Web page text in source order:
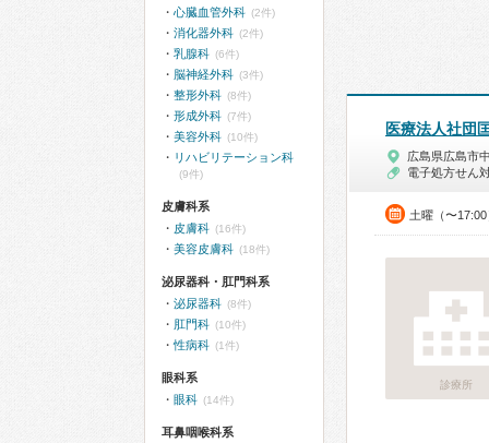
医療法人社団
広島県広島市
電子処方せん
土曜（〜17:00
診療所
心臓血管外科 (2件)
消化器外科 (2件)
乳腺科 (6件)
脳神経外科 (3件)
整形外科 (8件)
形成外科 (7件)
美容外科 (10件)
リハビリテーション科
(9件)
皮膚科系
皮膚科 (16件)
美容皮膚科 (18件)
泌尿器科・肛門科系
泌尿器科 (8件)
肛門科 (10件)
性病科 (1件)
眼科系
眼科 (14件)
耳鼻咽喉科系